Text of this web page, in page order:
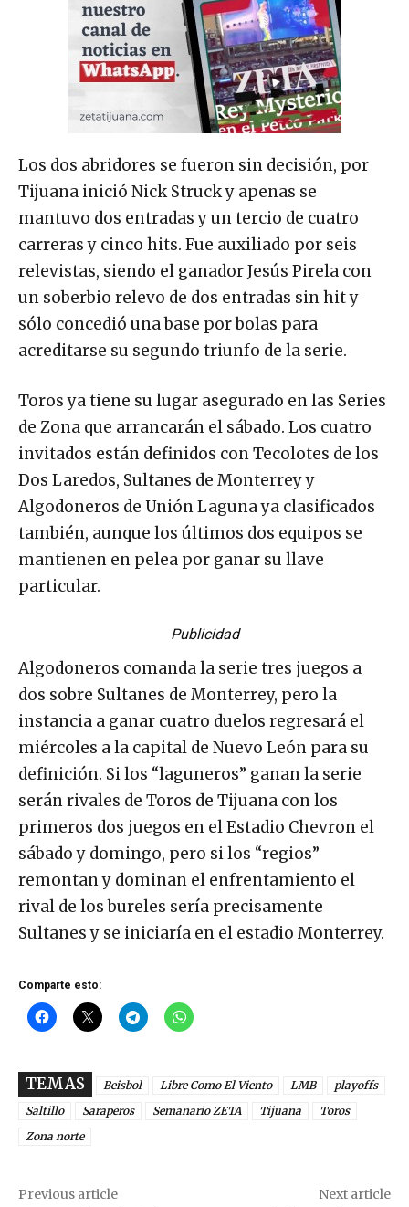
Los dos abridores se fueron sin decisión, por
Tijuana inició Nick Struck y apenas se
mantuvo dos entradas y un tercio de cuatro
carreras y cinco hits. Fue auxiliado por seis
relevistas, siendo el ganador Jesús Pirela con
un soberbio relevo de dos entradas sin hit y
sólo concedió una base por bolas para
acreditarse su segundo triunfo de la serie.
Toros ya tiene su lugar asegurado en las Series
de Zona que arrancarán el sábado. Los cuatro
invitados están definidos con Tecolotes de los
Dos Laredos, Sultanes de Monterrey y
Algodoneros de Unión Laguna ya clasificados
también, aunque los últimos dos equipos se
mantienen en pelea por ganar su llave
particular.
Publicidad
Algodoneros comanda la serie tres juegos a
dos sobre Sultanes de Monterrey, pero la
instancia a ganar cuatro duelos regresará el
miércoles a la capital de Nuevo León para su
definición. Si los “laguneros” ganan la serie
serán rivales de Toros de Tijuana con los
primeros dos juegos en el Estadio Chevron el
sábado y domingo, pero si los “regios”
remontan y dominan el enfrentamiento el
rival de los bureles sería precisamente
Sultanes y se iniciaría en el estadio Monterrey.
Comparte esto:
TEMAS Beisbol Libre Como El Viento LMB
playoffs
Saltillo
Saraperos Semanario ZETA Tijuana
Toros
Zona norte
Previous article Next article